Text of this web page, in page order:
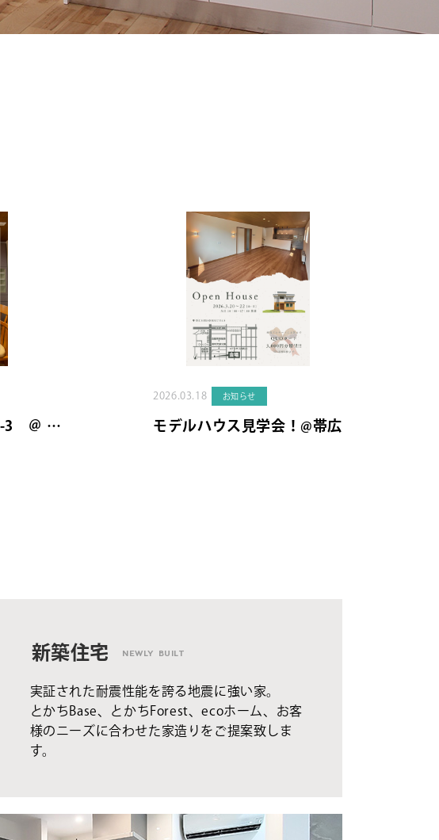
3 ＠ …
2026.03.18 お知らせ
モデルハウス見学会！@帯広
新築住宅 NEWLY BUILT
実証された耐震性能を誇る地震に強い家。
とかちBase、とかちForest、ecoホーム、お客
様のニーズに合わせた家造りをご提案致しま
す。